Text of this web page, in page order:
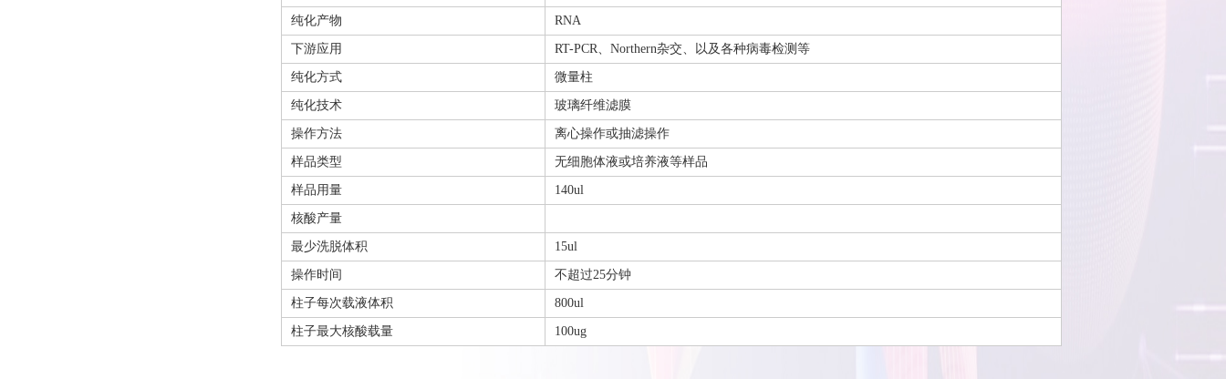
纯化产物 RNA
下游应用 RT-PCR、Northern杂交、以及各种病毒检测等
纯化方式 微量柱
纯化技术 玻璃纤维滤膜
操作方法 离心操作或抽滤操作
样品类型 无细胞体液或培养液等样品
样品用量 140ul
核酸产量
最少洗脱体积 15ul
操作时间 不超过25分钟
柱子每次载液体积 800ul
柱子最大核酸载量 100ug